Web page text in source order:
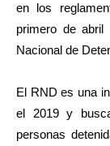
en los
primero de
Nacional de
El RND es una
el 2019 y
personas